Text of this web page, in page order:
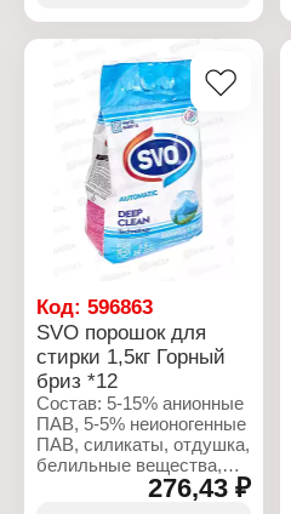
Подходит для всей
семьи. Состав: вода,
лауретсульфат натрия,
кокамидопропилбетаин,
хлорид натрия, кокамид
ДЭА, глицерин, отдушка,
метилхлоризотиазолинон,
метилизотиазолинон,
лимонная кислота,
бензофенон-4,
гексилциннамал, CI
45100, CI 42090, CI
191140
Характеристики:
Бренд: SVO
Тип товара: Мыло
жидкое
Аромат: Кокос + Молоко
Объем: 500 мл
Код: 596863
SVO порошок для
стирки 1,5кг Горный
бриз *12
Состав: 5-15% анионные
ПАВ, 5-5% неионогенные
ПАВ, силикаты, отдушка,
белильные вещества,
276,43 ₽